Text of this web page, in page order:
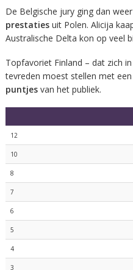
De Belgische jury ging dan
prestatiesuit Polen. Alicija
Australische Delta kon op veel
Topfavoriet Finland – dat zich
tevreden moest stellen met
puntjesvan het publiek.
12
10
8
7
6
5
4
3